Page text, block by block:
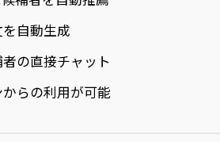
自動生成
の直接チャット
らの利用が可能